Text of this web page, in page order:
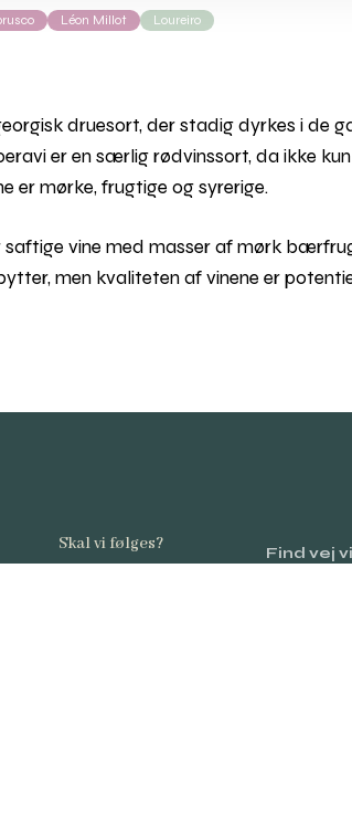
Léon Millot Loureiro
druesort, der stadig dyrkes i de
er en særlig rødvinssort, da ikke
er mørke, frugtige og syrerige.
saftige vine med masser af mørk
men kvaliteten af vinene er
Skal vi følges? Find vej